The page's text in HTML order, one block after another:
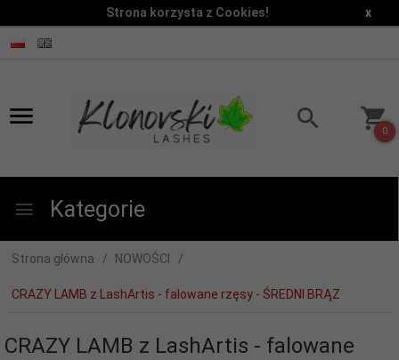
Strona korzysta z Cookies! x
0
Kategorie
Strona główna NOWOŚCI
CRAZY LAMB z LashArtis - falowane rzęsy - ŚREDNI BRĄZ
CRAZY LAMB z LashArtis - falowane